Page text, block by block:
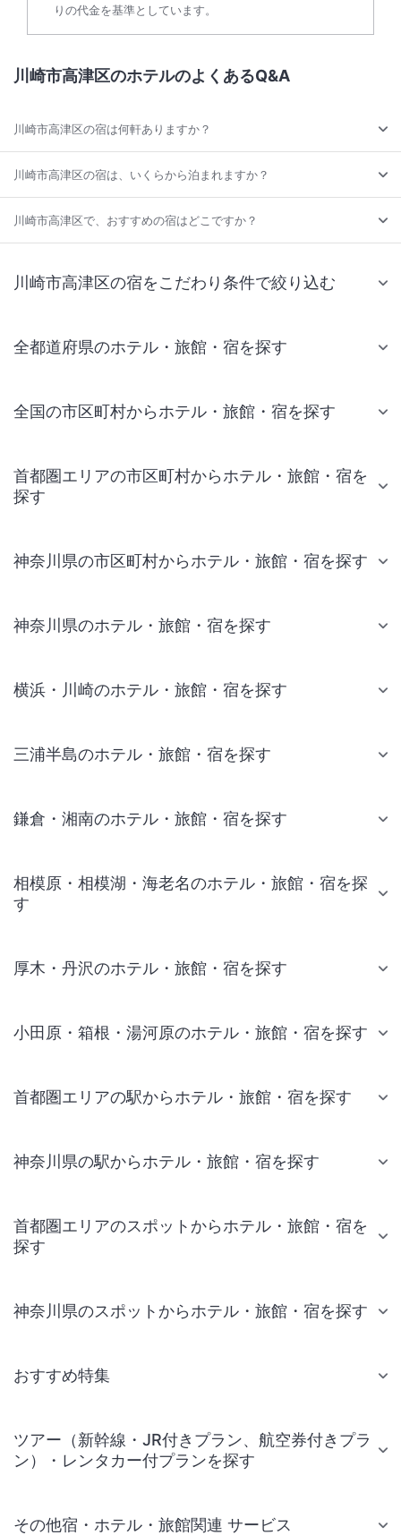
りの代金を基準としています。
川崎市高津区のホテルのよくあるQ&A
川崎市高津区の宿は何軒ありますか？
川崎市高津区の宿は、いくらから泊まれますか？
川崎市高津区で、おすすめの宿はどこですか？
川崎市高津区の宿をこだわり条件で絞り込む
全都道府県のホテル・旅館・宿を探す
全国の市区町村からホテル・旅館・宿を探す
首都圏エリアの市区町村からホテル・旅館・宿を
探す
神奈川県の市区町村からホテル・旅館・宿を探す
神奈川県のホテル・旅館・宿を探す
横浜・川崎のホテル・旅館・宿を探す
三浦半島のホテル・旅館・宿を探す
鎌倉・湘南のホテル・旅館・宿を探す
相模原・相模湖・海老名のホテル・旅館・宿を探
す
厚木・丹沢のホテル・旅館・宿を探す
小田原・箱根・湯河原のホテル・旅館・宿を探す
首都圏エリアの駅からホテル・旅館・宿を探す
神奈川県の駅からホテル・旅館・宿を探す
首都圏エリアのスポットからホテル・旅館・宿を
探す
神奈川県のスポットからホテル・旅館・宿を探す
おすすめ特集
ツアー（新幹線・JR付きプラン、航空券付きプラ
ン）・レンタカー付プランを探す
その他宿・ホテル・旅館関連 サービス